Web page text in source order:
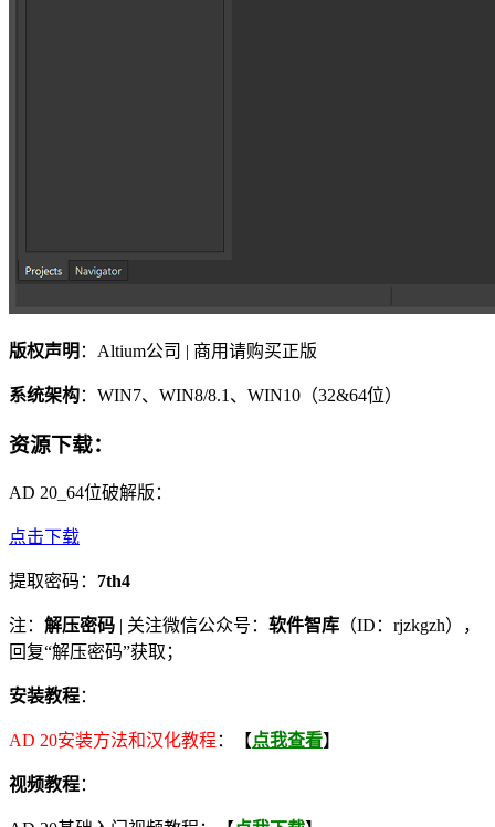
版权声明 ：Altium公司 | 商用请购买正版
系统架构：WIN7、WIN8/8.1、WIN10（32&64位）
资源下载：
AD 20_64位破解版：
点击下载
提取密码： 7th4
注： 解压密码 | 关注微信公众号： 软件智库 （ID：rjzkgzh），
回复“解压密码”获取；
安装教程：
AD 20安装方法和汉化教程 ：【点我查看】
视频教程：